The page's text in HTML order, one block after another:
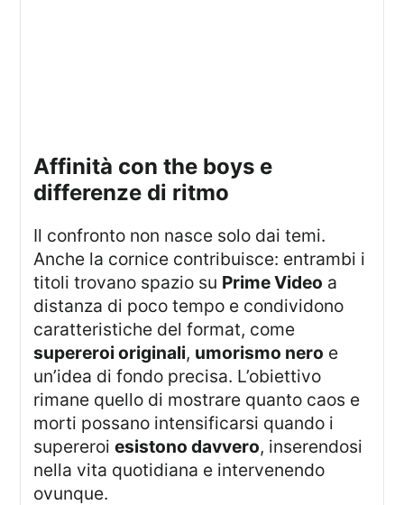
affinità con the boys e
differenze di ritmo
Il confronto non nasce solo dai temi.
Anche la cornice contribuisce: entrambi i
titoli trovano spazio su Prime Video a
distanza di poco tempo e condividono
caratteristiche del format, come
supereroi originali, umorismo nero e
un’idea di fondo precisa. L’obiettivo
rimane quello di mostrare quanto caos e
morti possano intensificarsi quando i
supereroiesistono davvero, inserendosi
nella vita quotidiana e intervenendo
ovunque.